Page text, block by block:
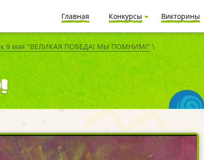
Главная Конкурсы Викторины
к 9 мая "ВЕЛИКАЯ ПОБЕДА! МЫ ПОМНИМ!"\